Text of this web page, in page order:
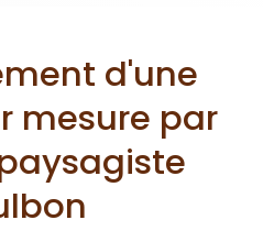
d'une
mesure par